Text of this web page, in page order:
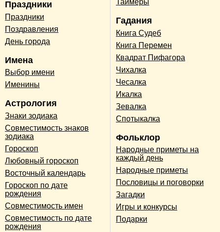
Праздники
Праздники
Поздравления
День города
Имена
Выбор имени
Именины
Астрология
Знаки зодиака
Совместимость знаков
зодиака
Гороскоп
Любовный гороскоп
Восточный календарь
Гороскоп по дате
рождения
Совместимость имен
Совместимость по дате
рождения
Таймеры
Гадания
Книга Судеб
Книга Перемен
Квадрат Пифагора
Чихалка
Чесалка
Икалка
Зевалка
Спотыкалка
Фольклор
Народные приметы на
каждый день
Народные приметы
Пословицы и поговорки
Загадки
Игры и конкурсы
Подарки